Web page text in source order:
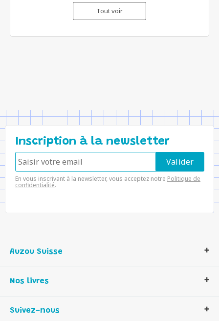
Tout voir
Inscription à la newsletter
En vous inscrivant à la newsletter, vous acceptez notre Politique de
confidentialité.
Auzou Suisse
Notre histoire
Contactez-nous
Nos livres
Livres enfants
Suivez-nous